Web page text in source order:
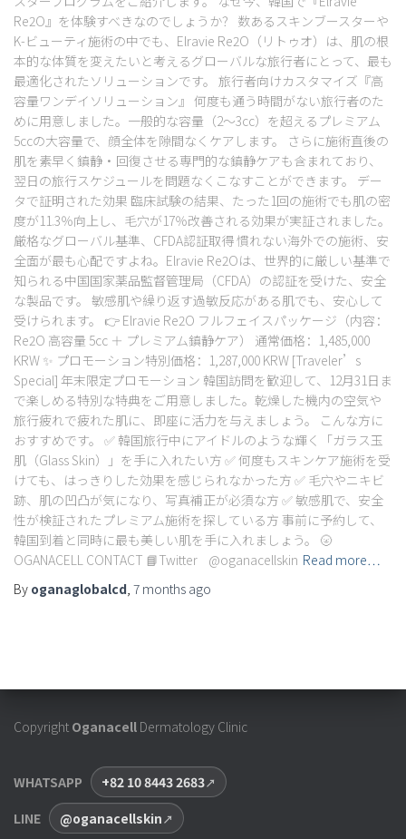
Re2O』を体験すべきなのでしょうか？ 数あるスキンブースターや
K-ビューティ施術の中でも、Elravie Re2O（リトゥオ）は、肌の根
本的な体質を変えたいと考えるグローバルな旅行者にとって、最も
最適化されたソリューションです。 旅行者向けカスタマイズ『高
容量ワンデイソリューション』 何度も通う時間がない旅行者のた
めに用意しました。一般的な容量（2〜3cc）を超えるプレミアム
5ccの大容量で、顔全体を隙間なくケアします。 さらに施術直後の
肌を素早く鎮静・回復させる専門的な鎮静ケアも含まれており、
翌日の旅行スケジュールを問題なくこなすことができます。 デー
タで証明された効果 臨床試験の結果、たった1回の施術でも肌の密
度が11.3％向上し、毛穴が17％改善される効果が実証されました。
厳格なグローバル基準、CFDA認証取得 慣れない海外での施術、安
全面が最も心配ですよね。Elravie Re2Oは、世界的に厳しい基準で
知られる中国国家薬品監督管理局（CFDA）の認証を受けた、安全
な製品です。 敏感肌や繰り返す過敏反応がある肌でも、安心して
受けられます。 👉 Elravie Re2O フルフェイスパッケージ（内容：
Re2O 高容量 5cc ＋ プレミアム鎮静ケア） 通常価格：1,485,000
KRW ✨ プロモーション特別価格：1,287,000 KRW [Traveler’s
Special] 年末限定プロモーション 韓国訪問を歓迎して、12月31日ま
で楽しめる特別な特典をご用意しました。乾燥した機内の空気や
旅行疲れで疲れた肌に、即座に活力を与えましょう。 こんな方に
おすすめです。 ✅ 韓国旅行中にアイドルのような輝く「ガラス玉
肌（Glass Skin）」を手に入れたい方 ✅ 何度もスキンケア施術を受
けても、はっきりした効果を感じられなかった方 ✅ 毛穴やニキビ
跡、肌の凹凸が気になり、写真補正が必須な方 ✅ 敏感肌で、安全
性が検証されたプレミアム施術を探している方 事前に予約して、
韓国到着と同時に最も美しい肌を手に入れましょう。 🌝
OGANACELL CONTACT 📘Twitter @oganacellskin Read more…
By oganaglobalcd 7 months ago
Copyright Oganacell Dermatology Clinic
WHATSAPP
+82 10 8443 2683
LINE
@oganacellskin